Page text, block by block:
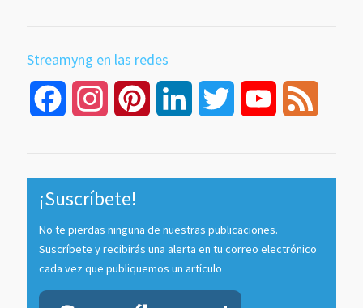
Streamyng en las redes
Facebook InstagramPinterest LinkedIn Twitter YouTube
¡Suscríbete!
No te pierdas ninguna de nuestras publicaciones.
Suscríbete y recibirás una alerta en tu correo electrónico
cada vez que publiquemos un artículo